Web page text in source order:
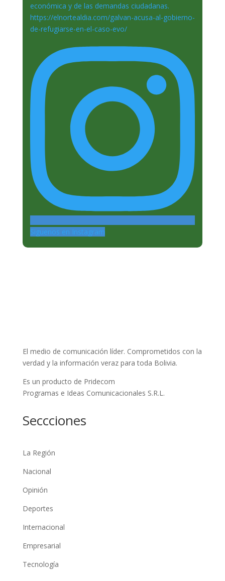
Siguenos en Instagram
El medio de comunicación líder. Comprometidos con la
verdad y la información veraz para toda Bolivia.
Es un producto de Pridecom
Programas e Ideas Comunicacionales S.R.L.
Seccciones
La Región
Nacional
Opinión
Deportes
Internacional
Empresarial
Tecnología